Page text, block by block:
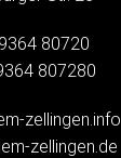
80720
807280
zellingen.info
zellingen.de